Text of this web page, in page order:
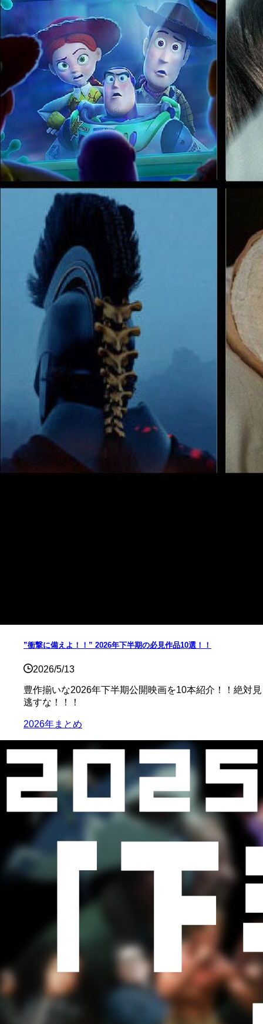
”衝撃に備えよ！！” 2026年下半期の必見作品10選！！
2026/5/13
豊作揃いな2026年下半期公開映画を10本紹介！！絶対見
逃すな！！！
2026年まとめ